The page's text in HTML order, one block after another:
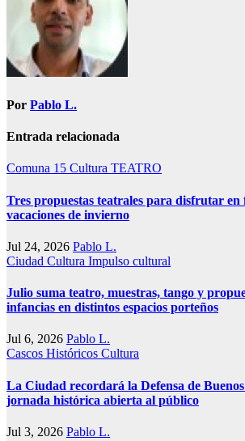
Por Pablo L.
Entrada relacionada
Comuna 15 Cultura TEATRO
Tres propuestas teatrales para disfrutar
vacaciones de invierno
Jul 24, 2026 Pablo L.
Ciudad Cultura Impulso cultural
Julio suma teatro, muestras, tango y
infancias en distintos espacios porteños
Jul 6, 2026 Pablo L.
Cascos Históricos Cultura
La Ciudad recordará la Defensa de
jornada histórica abierta al público
Jul 3, 2026 Pablo L.